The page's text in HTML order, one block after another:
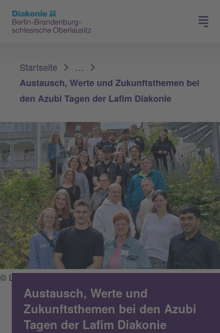
Presse
Startseite
…
Austausch, Werte und Zukunftsthemen bei
den Azubi Tagen der Lafim Diakonie
© Lafim-Diakonie
Austausch, Werte und
Zukunftsthemen bei den Azubi
Tagen der Lafim Diakonie